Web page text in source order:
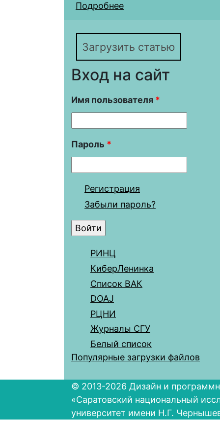
Подробнее
Загрузить статью
Вход на сайт
Имя пользователя *
Пароль *
Регистрация
Забыли пароль?
РИНЦ
КиберЛенинка
Список ВАК
DOAJ
РЦНИ
Журналы СГУ
Белый список
Популярные загрузки файлов
© 2013-2026 Дизайн и
«Саратовский национальный
университет имени Н.Г.